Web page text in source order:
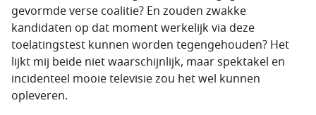
gevormde verse coalitie? En zouden zwakke
kandidaten op dat moment werkelijk via deze
toelatingstest kunnen worden tegengehouden? Het
lijkt mij beide niet waarschijnlijk, maar spektakel en
incidenteel mooie televisie zou het wel kunnen
opleveren.